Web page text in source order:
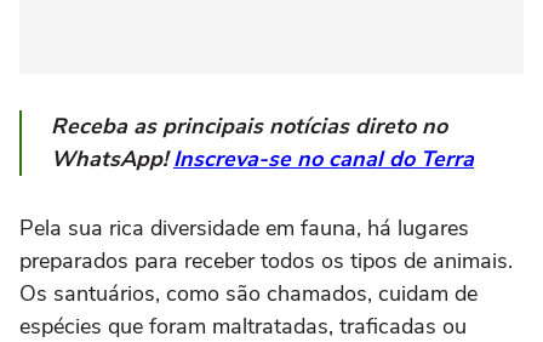
Receba as principais notícias direto no
WhatsApp!Inscreva-se no canal do Terra
Pela sua rica diversidade em fauna, há lugares
preparados para receber todos os tipos de animais.
Os santuários, como são chamados, cuidam de
espécies que foram maltratadas, traficadas ou